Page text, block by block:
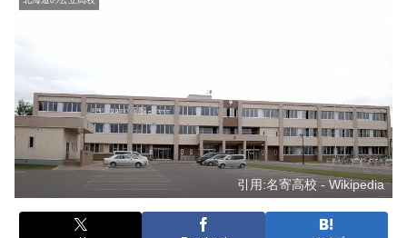
引用:名寄高校 - Wikipedia